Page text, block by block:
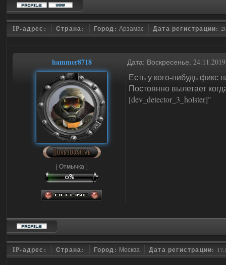
IP-адрес: Страна: Город:Арзамас Дата регистрации:
hammer8718 Дата: Воскресенье,
[ Отмычка ]
Есть у кого-нибудь фикс
Постоянно вылетает
[dev_detector_3_holster]"
IP-адрес: Страна: Город: Москва Дата регистрации: